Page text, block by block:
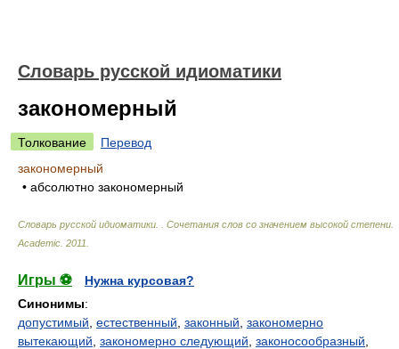
Словарь русской идиоматики
закономерный
Толкование
Перевод
закономерный
• абсолютно закономерный
Словарь русской идиоматики. . Сочетания слов со значением высокой степени
Academic 2011
Игры ⚽
Нужна курсовая?
Синонимы:
допустимый естественный законный закономерно
вытекающий закономерно следующий законосообразный